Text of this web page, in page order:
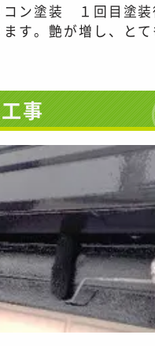
ン塗装 １回目塗装
ます。艶が増し、と
事